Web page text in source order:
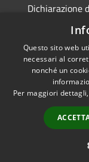
Dichiarazione
Attuazione
RSS
Accessibilità
Questo sito web
necessari al
nonché un
Per maggiori